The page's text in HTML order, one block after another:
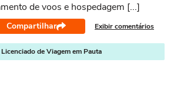
de voos e hospedagem [...]
Compartilhar Exibir comentários
de Viagem em Pauta